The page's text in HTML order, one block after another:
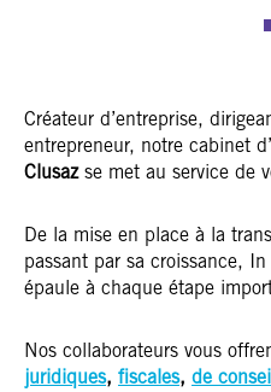
Créateur d’entreprise,
entrepreneur, notre cabinet d’
Clusazse met au service de
De la mise en place à la
passant par sa croissance,
épaule à chaque étape
Nos collaborateurs vous
juridiques, fiscales, de